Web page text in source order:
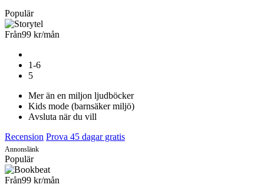
Populär
Från99 kr/mån
1-6
5
Mer än en miljon ljudböcker
Kids mode (barnsäker miljö)
Avsluta när du vill
Recension Prova 45 dagar gratis
Annonslänk
Populär
Från99 kr/mån